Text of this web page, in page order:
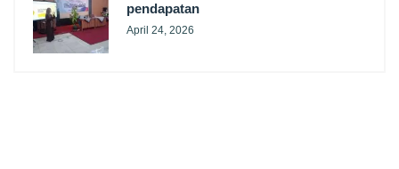
pendapatan
April 24, 2026